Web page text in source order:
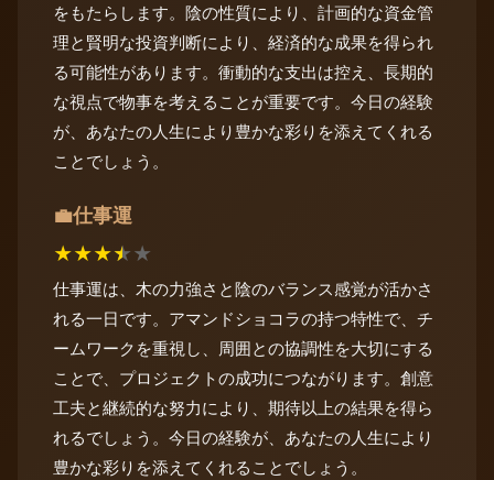
をもたらします。陰の性質により、計画的な資金管
理と賢明な投資判断により、経済的な成果を得られ
る可能性があります。衝動的な支出は控え、長期的
な視点で物事を考えることが重要です。今日の経験
が、あなたの人生により豊かな彩りを添えてくれる
ことでしょう。
💼仕事運
★★★★★
仕事運は、木の力強さと陰のバランス感覚が活かさ
れる一日です。アマンドショコラの持つ特性で、チ
ームワークを重視し、周囲との協調性を大切にする
ことで、プロジェクトの成功につながります。創意
工夫と継続的な努力により、期待以上の結果を得ら
れるでしょう。今日の経験が、あなたの人生により
豊かな彩りを添えてくれることでしょう。